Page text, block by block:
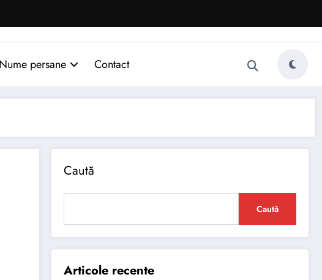
Nume persane Contact
Caută
Caută
Articole recente